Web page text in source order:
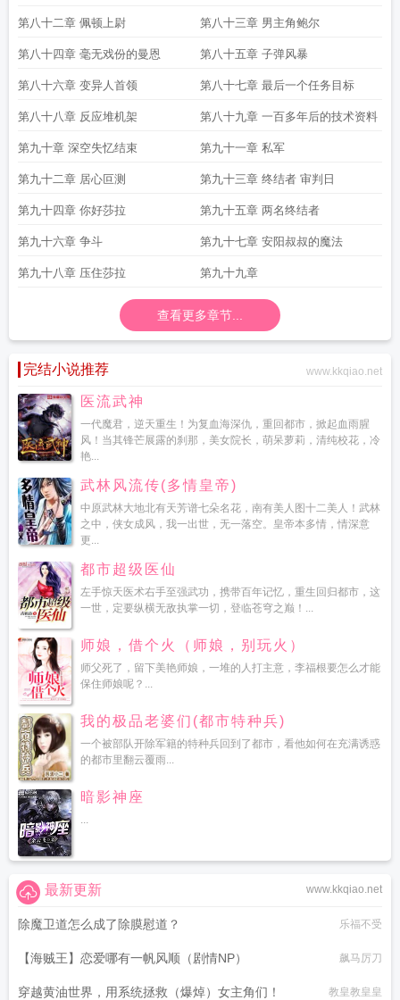
第八十二章 佩顿上尉 第八十三章 男主角鲍尔
第八十四章 毫无戏份的曼恩 第八十五章 子弹风暴
第八十六章 变异人首领 第八十七章 最后一个任务目标
第八十八章 反应堆机架 第八十九章 一百多年后的技术资料
第九十章 深空失忆结束 第九十一章 私军
第九十二章 居心叵测 第九十三章 终结者 审判日
第九十四章 你好莎拉 第九十五章 两名终结者
第九十六章 争斗 第九十七章 安阳叔叔的魔法
第九十八章 压住莎拉 第九十九章
查看更多章节...
完结小说推荐 www.kkqiao.net
医流武神
一代魔君，逆天重生！为复血海深仇，重回都市，掀起血雨腥
风！当其锋芒展露的刹那，美女院长，萌呆萝莉，清纯校花，冷
艳...
武林风流传(多情皇帝)
中原武林大地北有天芳谱七朵名花，南有美人图十二美人！武林
之中，侠女成风，我一出世，无一落空。皇帝本多情，情深意
更...
都市超级医仙
左手惊天医术右手至强武功，携带百年记忆，重生回归都市，这
一世，定要纵横无敌执掌一切，登临苍穹之巅！...
师娘，借个火（师娘，别玩火）
师父死了，留下美艳师娘，一堆的人打主意，李福根要怎么才能
保住师娘呢？...
我的极品老婆们(都市特种兵)
一个被部队开除军籍的特种兵回到了都市，看他如何在充满诱惑
的都市里翻云覆雨...
暗影神座
...
www.kkqiao.net
最新更新
除魔卫道怎么成了除膜慰道？ 乐福不受
【海贼王】恋爱哪有一帆风顺（剧情NP） 飙马厉刀
穿越黄油世界，用系统拯救（爆焯）女主角们！ 教皇教皇皇